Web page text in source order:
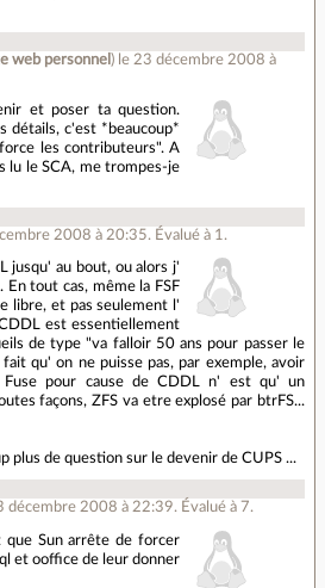
web personnel ) le 23 décembre 2008 à
et poser ta question.
détails, c'est *beaucoup*
les contributeurs". A
lu le SCA, me trompes-je
2008 à 20:35. Évalué à 1 .
jusqu' au bout, ou alors j'
En tout cas, même la FSF
libre, et pas seulement l'
est essentiellement
de type "va falloir 50 ans pour passer le
qu' on ne puisse pas, par exemple, avoir
Fuse pour cause de CDDL n' est qu' un
façons, ZFS va etre explosé par btrFS...
plus de question sur le devenir de CUPS ...
décembre 2008 à 22:39. Évalué à 7.
que Sun arrête de forcer
et ooffice de leur donner